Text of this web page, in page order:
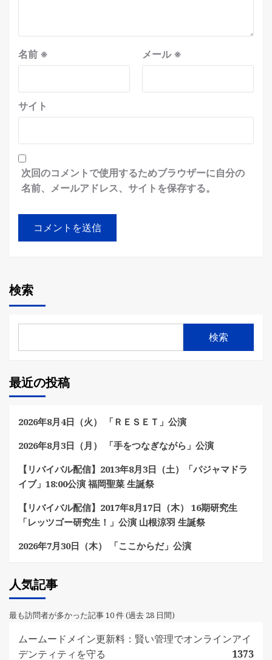
名前 ※ メール※
サイト
次回のコメントで使用するためブラウザーに自分の
名前、メールアドレス、サイトを保存する。
検索
検索
最近の投稿
2026年8月4日（火） 「ＲＥＳＥＴ」公演
2026年8月3日（月） 「手をつなぎながら」公演
【リバイバル配信】2013年8月3日（土）「パジャマドラ
イブ」18:00公演 福岡聖菜 生誕祭
【リバイバル配信】2017年8月17日（木） 16期研究生
「レッツゴー研究生！」公演 山根涼羽 生誕祭
2026年7月30日（木） 「ここからだ」公演
人気記事
最も訪問者が多かった記事 10 件 (過去 28 日間)
ムームードメイン更新料：賢い管理でオンラインアイ
デンティティを守る
1373